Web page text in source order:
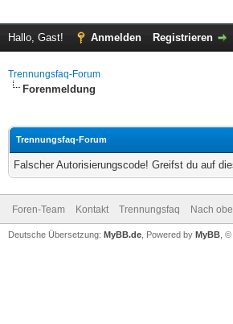
Hallo, Gast! Anmelden Registrieren
Trennungsfaq-Forum
Forenmeldung
Trennungsfaq-Forum
Falscher Autorisierungscode! Greifst du auf
Foren-Team Kontakt Trennungsfaq Nach
Deutsche Übersetzung: MyBB.de , Powered by MyBB ,